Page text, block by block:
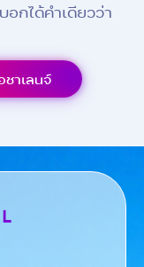
กได้คำเดียวว่า
ชาเลนจ์